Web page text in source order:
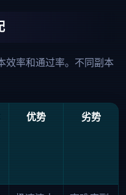
效率和通过率。不同副本
优势 劣势